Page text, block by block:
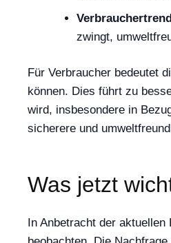
zwingt,
Für Verbraucher bedeutet
können. Dies führt zu
wird, insbesondere in
sicherere und
Was jetzt
In Anbetracht der